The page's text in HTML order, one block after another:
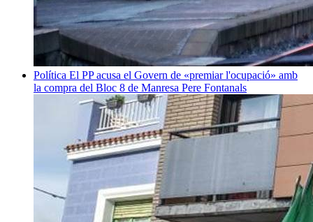
Política El PP acusa el Govern de «premiar l'ocupació» amb
la compra del Bloc 8 de Manresa Pere Fontanals